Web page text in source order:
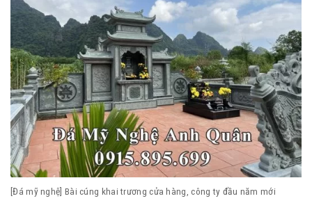
[Đá mỹ nghệ] Bài cúng khai trương cửa hàng, công ty đầu năm mới